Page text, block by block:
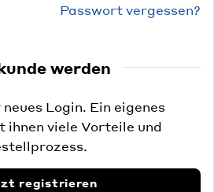
Passwort vergessen?
werden
Login. Ein eigenes
ihnen viele Vorteile und
registrieren